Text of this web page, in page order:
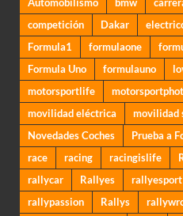
competición
Dakar
Formula1
formulaone
Formula Uno
formulauno
motorsportlife
movilidad eléctrica
movilidad
Novedades Coches
Prueba a
race
racing racingislife
rallycar
Rallyes rallyesport
rallypassion
Rallys